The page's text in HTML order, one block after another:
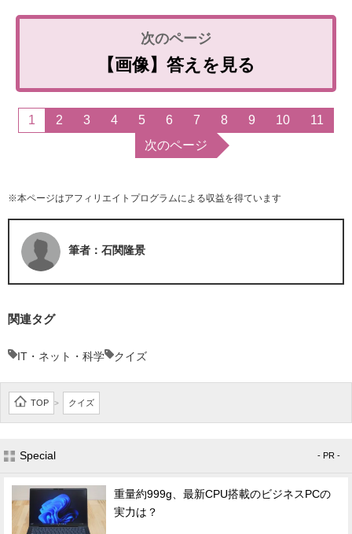
建設×テクノロジーの最前線
ちょっと気になるネットの話題
【画像】答えを見る
1 2 3 4 5 6 7 8 9 10
11
次のページ
※本ページはアフィリエイトプログラムによる収益を得ています
筆者：石関隆景
関連タグ
IT・ネット・科学 クイズ
TOP > クイズ
Special - PR -
重量約999g、最新CPU搭載のビジネスPCの
実力は？